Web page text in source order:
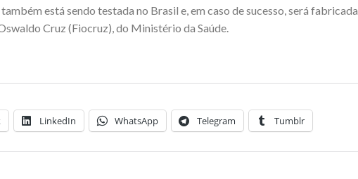
está sendo testada no Brasil e, em caso de sucesso, será fabricada
Cruz (Fiocruz), do Ministério da Saúde.
LinkedIn WhatsApp Telegram Tumblr